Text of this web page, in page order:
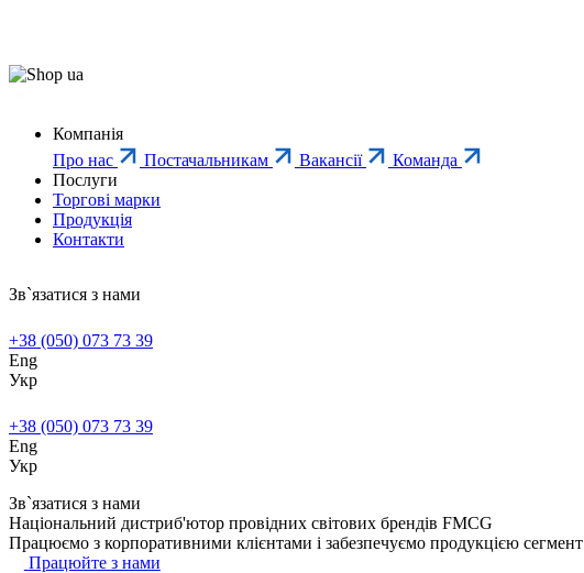
Компанія
Про нас
Постачальникам Вакансії
Команда
Послуги
Торгові марки
Продукція
Контакти
Зв`язатися з нами
+38 (050) 073 73 39
Eng
Укр
+38 (050) 073 73 39
Eng
Укр
Зв`язатися з нами
Національний дистриб'ютор провідних світових брендів FMCG
Працюємо з корпоративними клієнтами і забезпечуємо продукцією сегмент
Працюйте з нами